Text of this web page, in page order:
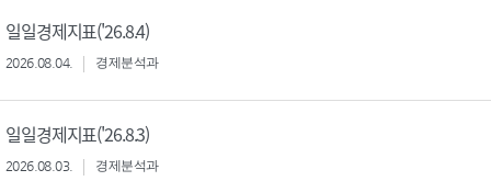
일일경제지표('26.8.4)
2026.08.04. 경제분석과
일일경제지표('26.8.3)
2026.08.03. 경제분석과